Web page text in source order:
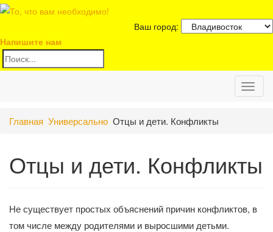
Ваш город:
Напишите нам
Главная Универсально Отцы и дети. Конфликты
Отцы и дети. Конфликты
Не существует простых объяснений причин конфликтов, в
том числе между родителями и выросшими детьми.